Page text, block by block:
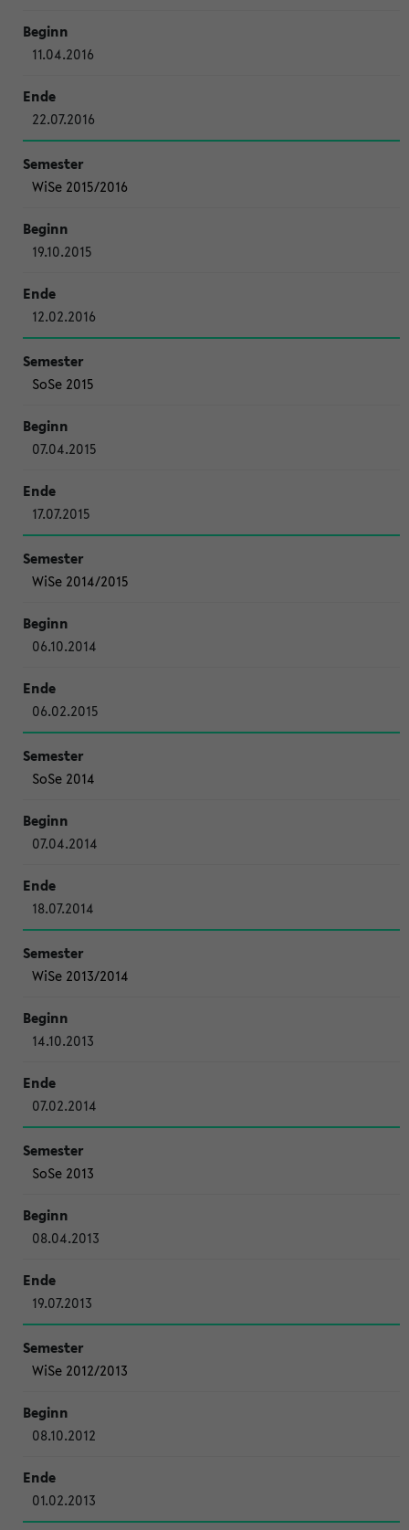
11.04.2016
22.07.2016
WiSe 2015/2016
19.10.2015
12.02.2016
SoSe 2015
07.04.2015
17.07.2015
WiSe 2014/2015
06.10.2014
06.02.2015
SoSe 2014
07.04.2014
18.07.2014
WiSe 2013/2014
14.10.2013
07.02.2014
SoSe 2013
08.04.2013
19.07.2013
WiSe 2012/2013
08.10.2012
01.02.2013